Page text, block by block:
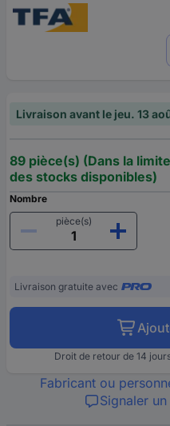
Livraison avant le jeu. 13
89 pièce(s) (Dans la limite
des stocks disponibles)
Nombre
pièce(s)
Livraison gratuite avec
Droit de retour de 14
Fabricant ou
Signaler